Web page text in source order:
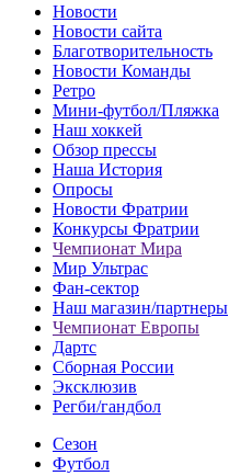
Новости
Новости сайта
Благотворительность
Новости Команды
Ретро
Мини-футбол/Пляжка
Наш хоккей
Обзор прессы
Наша История
Опросы
Новости Фратрии
Конкурсы Фратрии
Чемпионат Мира
Мир Ультрас
Фан-cектор
Наш магазин/партнеры
Чемпионат Европы
Дартс
Сборная России
Эксклюзив
Регби/гандбол
Сезон
Футбол